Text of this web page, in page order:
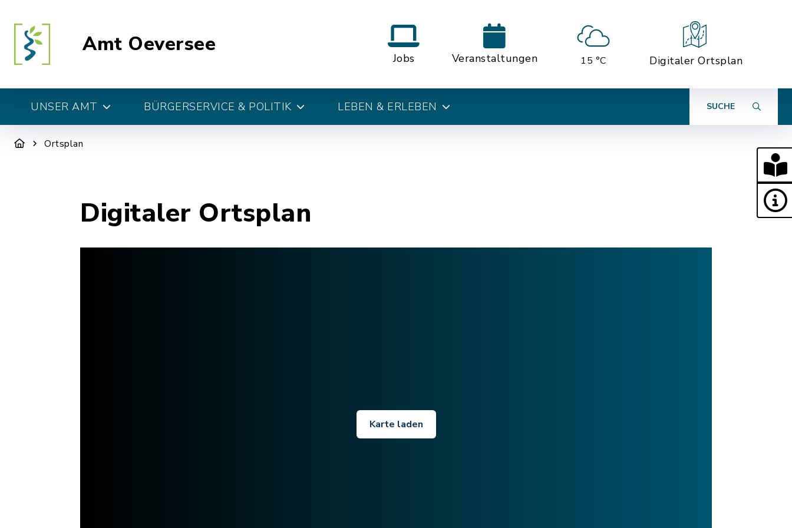
Amt Oeversee
Jobs Veranstaltungen 15 °C Digitaler Ortsplan
UNSER AMT BÜRGERSERVICE & POLITIK LEBEN & ERLEBEN SUCHE
Ortsplan
Digitaler Ortsplan
Karte laden